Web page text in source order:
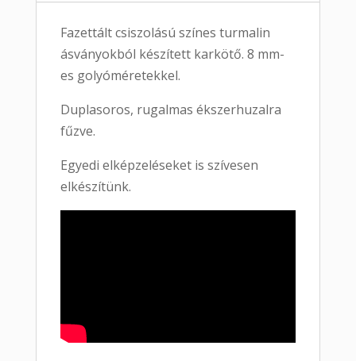
Fazettált csiszolású színes turmalin
ásványokból készített karkötő. 8 mm-
es golyóméretekkel.
Duplasoros, rugalmas ékszerhuzalra
fűzve.
Egyedi elképzeléseket is szívesen
elkészítünk.